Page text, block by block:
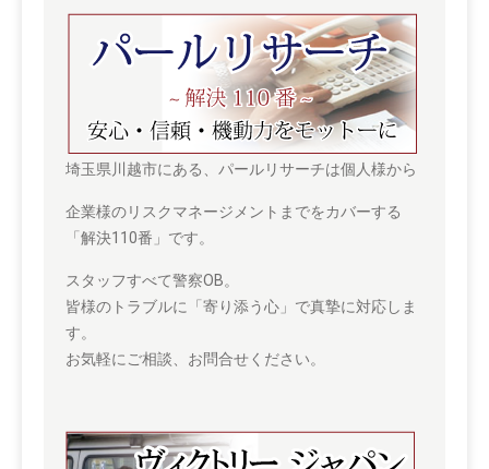
埼玉県川越市にある、パールリサーチは個人様から
企業様のリスクマネージメントまでをカバーする
「解決110番」です。
スタッフすべて警察OB。
皆様のトラブルに「寄り添う心」で真摯に対応しま
す。
お気軽にご相談、お問合せください。